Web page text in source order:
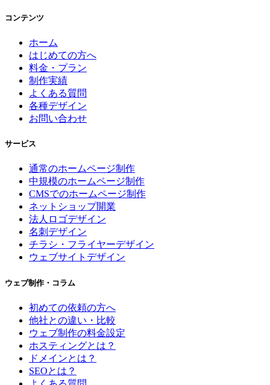
コンテンツ
ホーム
はじめての方へ
料金・プラン
制作実績
よくある質問
各種デザイン
お問い合わせ
サービス
通常のホームページ制作
中規模のホームページ制作
CMSでのホームページ制作
ネットショップ開業
法人ロゴデザイン
名刺デザイン
チラシ・フライヤーデザイン
ウェブサイトデザイン
ウェブ制作・コラム
初めての依頼の方へ
他社との違い・比較
ウェブ制作の料金設定
ホスティングとは？
ドメインとは？
SEOとは？